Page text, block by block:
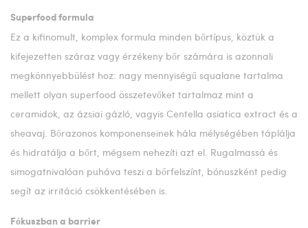
Superfood formula
Ez a kifinomult, komplex formula minden bőrtípus, köztük a
kifejezetten száraz vagy érzékeny bőr számára is azonnali
megkönnyebbülést hoz: nagy mennyiségű squalane tartalma
mellett olyan superfood összetevőket tartalmaz mint a
ceramidok, az ázsiai gázló, vagyis Centella asiatica extract és a
sheavaj. Bőrazonos komponenseinek hála mélységében táplálja
és hidratálja a bőrt, mégsem nehezíti azt el. Rugalmassá és
simogatnivalóan puháva teszi a bőrfelszínt, bónuszként pedig
segít az irritáció csökkentésében is.
Fókuszban a barrier